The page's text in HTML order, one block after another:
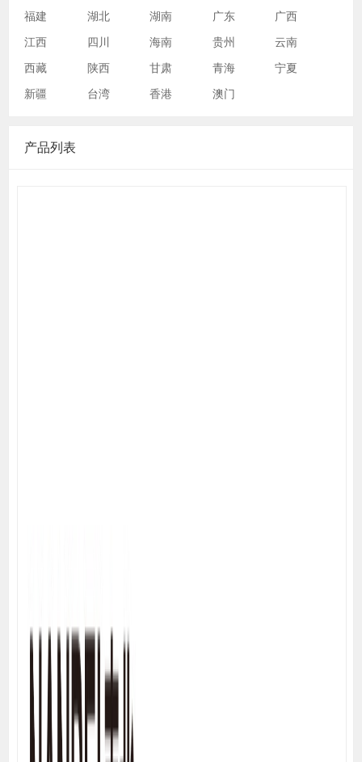
福建
湖北 湖南 广东
广西
江西
四川 海南 贵州
云南
西藏
陕西 甘肃 青海
宁夏
新疆
台湾 香港 澳门
产品列表